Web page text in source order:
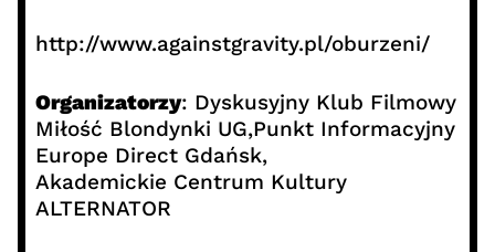
http://www.againstgravity.pl/oburzeni/
Organizatorzy: Dyskusyjny Klub Filmowy
Miłość Blondynki UG,Punkt Informacyjny
Europe Direct Gdańsk,
Akademickie Centrum Kultury
ALTERNATOR